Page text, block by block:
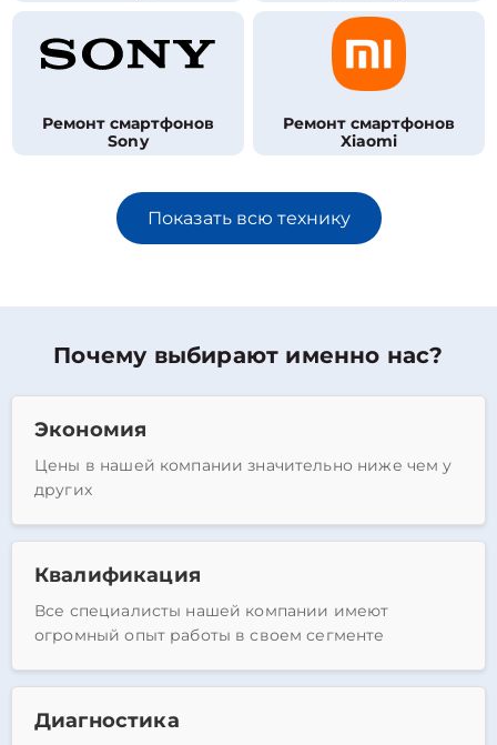
Ремонт смартфонов
Sony
Ремонт смартфонов
Xiaomi
Показать всю технику
Почему выбирают именно нас?
Экономия
Цены в нашей компании значительно ниже чем у
других
Квалификация
Все специалисты нашей компании имеют
огромный опыт работы в своем сегменте
Диагностика